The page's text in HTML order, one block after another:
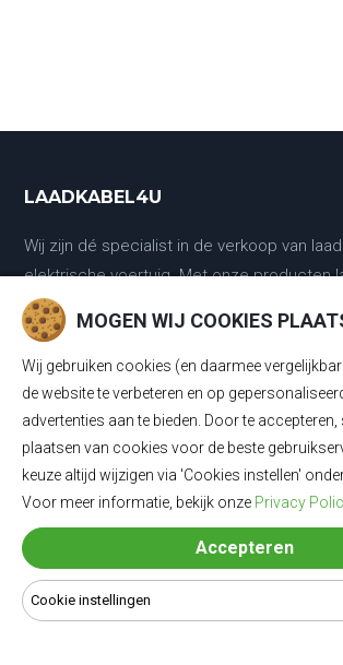
LAADKABEL4U
Wij zijn dé specialist in de verkoop van
elektrische voertuig. Met onze producten
en staat u nooit zonder een lege batterij.
Vragen of graag persoonlijk advies? Neem
onze laadkabel experts :
0318 - 250030
KLANTENSERVICE
Klantenservice
Contact
MOGEN WIJ COOKIES
Wij gebruiken cookies (en daarmee
de website te verbeteren en op
advertenties aan te bieden. Door te
plaatsen van cookies voor de beste
keuze altijd wijzigen via 'Cookies instellen'
Voor meer informatie, bekijk onze Privacy
Accepteren
Cookie instellingen